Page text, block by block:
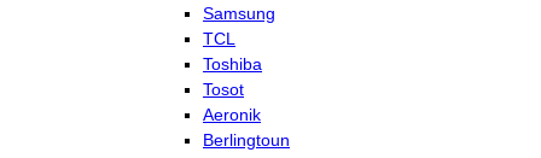
Samsung
TCL
Toshiba
Tosot
Aeronik
Berlingtoun